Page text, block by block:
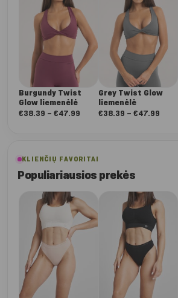
Burgundy Twist
Glow liemenėlė
€38.39 – €47.99
Grey Twist Glow
liemenėlė
€38.39 – €47.99
KLIENČIŲ FAVORITAI
Populiariausios prekės